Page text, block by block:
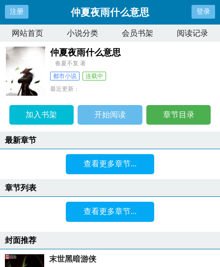
注册 仲夏夜雨什么意思 登录
网站首页 小说分类 会员书架 阅读记录
仲夏夜雨什么意思
春夏不复 著
都市小说
连载中
最近更新：
加入书架 开始阅读 章节目录
最新章节
查看更多章节...
章节列表
查看更多章节...
封面推荐
末世黑暗游侠